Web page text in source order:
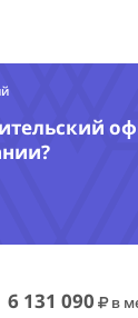
6 131 090 в